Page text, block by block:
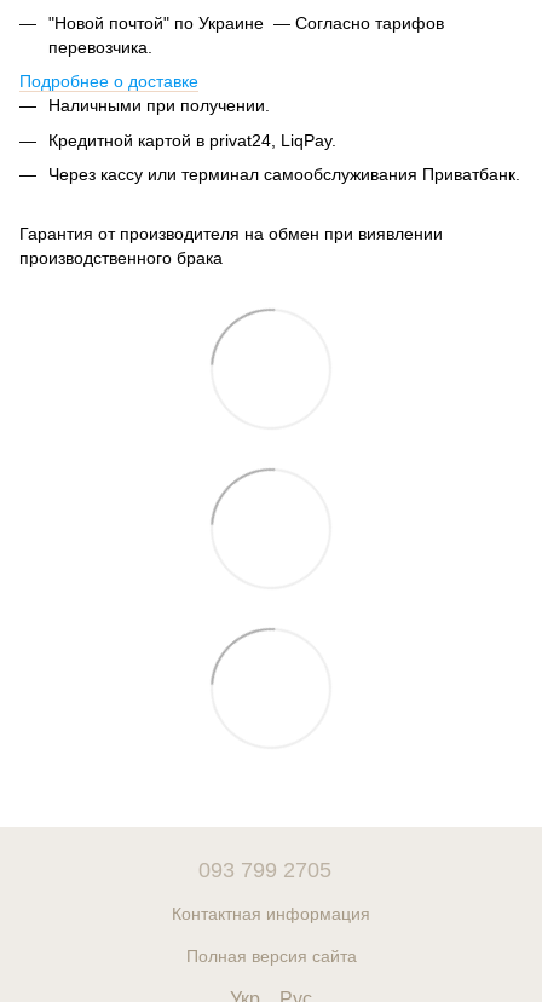
"Новой почтой" по Украине — Согласно тарифов
перевозчика.
Подробнее о доставке
Наличными при получении.
Кредитной картой в privat24, LiqPay.
Через кассу или терминал самообслуживания Приватбанк.
Гарантия от производителя на обмен при виявлении
производственного брака
093 799 2705
Контактная информация
Полная версия сайта